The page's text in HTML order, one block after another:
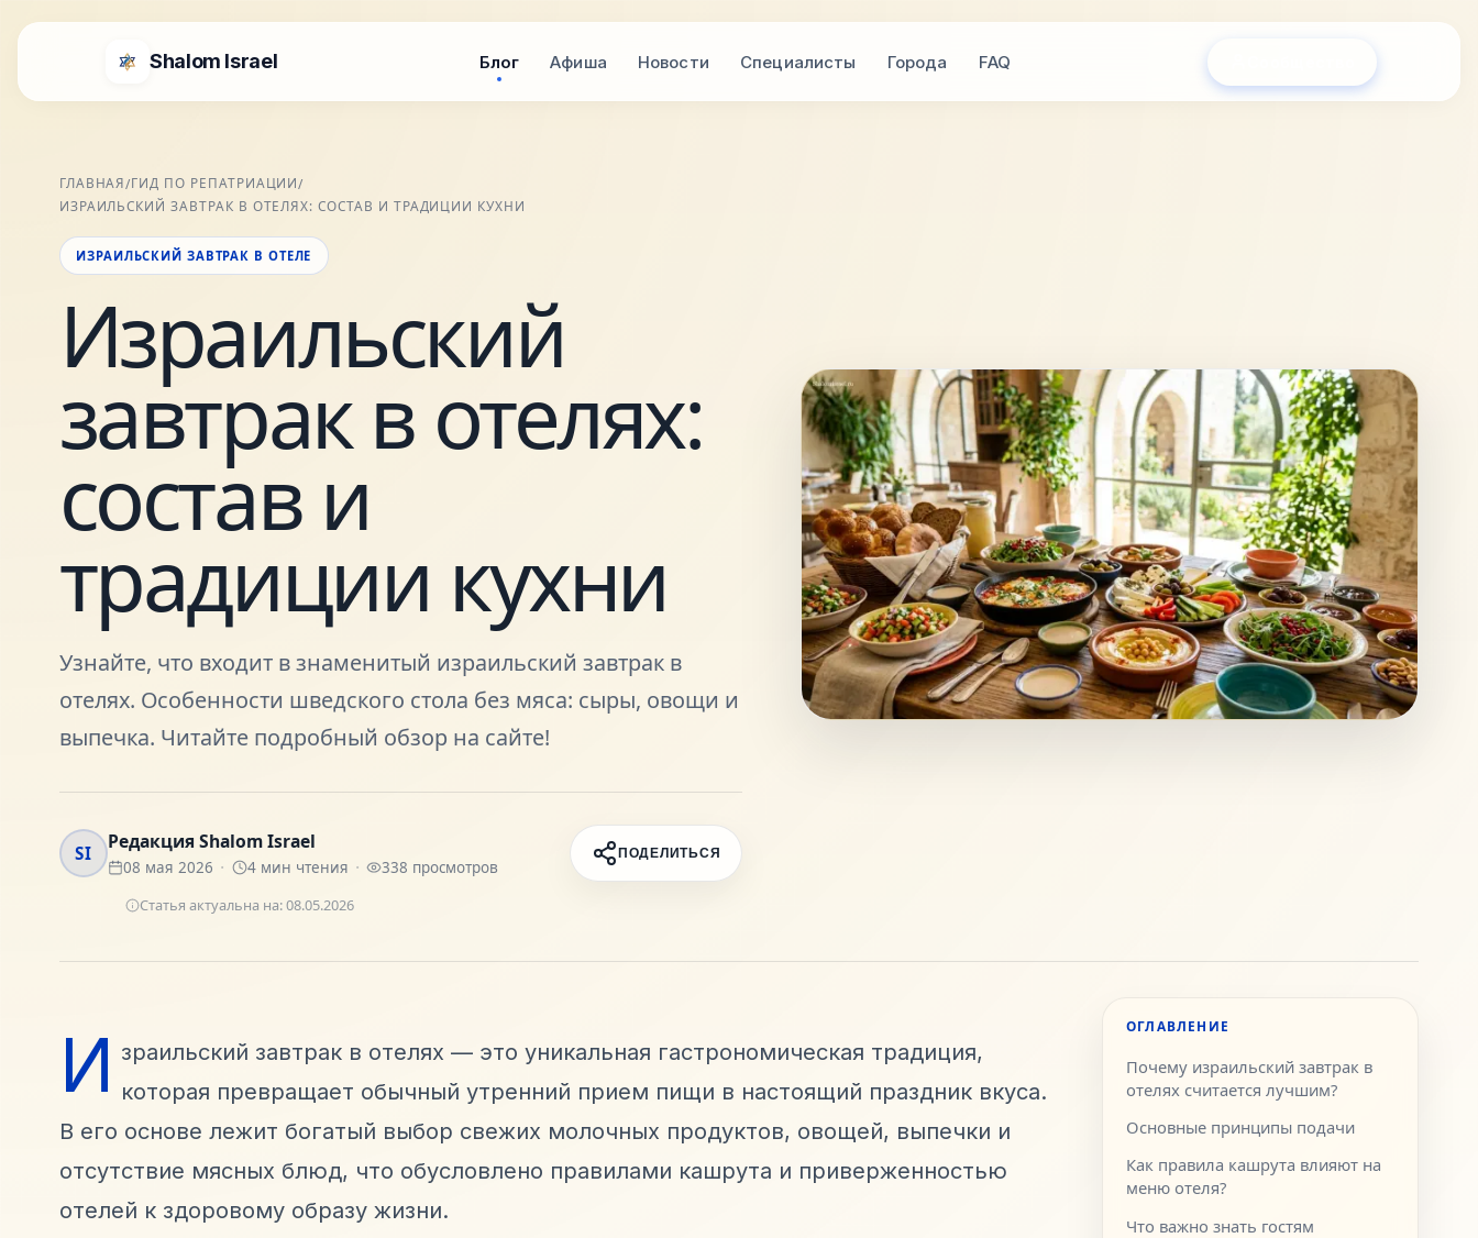
Shalom Israel Блог Афиша Новости Специалисты Города FAQ
ГЛАВНАЯ/ГИД ПО РЕПАТРИАЦИИ/
ИЗРАИЛЬСКИЙ ЗАВТРАК В ОТЕЛЯХ: СОСТАВ И ТРАДИЦИИ КУХНИ
ИЗРАИЛЬСКИЙ ЗАВТРАК В ОТЕЛЕ
Израильский
завтрак в отелях:
состав и
традиции кухни
Узнайте, что входит в знаменитый израильский завтрак в
отелях. Особенности шведского стола без мяса: сыры, овощи и
выпечка. Читайте подробный обзор на сайте!
SI Редакция Shalom Israel
08 мая 2026 4мин чтения 338 просмотров
ПОДЕЛИТЬСЯ
Статья актуальна на:08.05.2026
И зраильский завтрак в отелях — это уникальная гастрономическая традиция,
которая превращает обычный утренний прием пищи в настоящий праздник вкуса.
В его основе лежит богатый выбор свежих молочных продуктов, овощей, выпечки и
отсутствие мясных блюд, что обусловлено правилами кашрута и приверженностью
отелей к здоровому образу жизни.
ОГЛАВЛЕНИЕ
Почему израильский завтрак в
отелях считается лучшим?
Основные принципы подачи
Как правила кашрута влияют на
меню отеля?
Что важно знать гостям